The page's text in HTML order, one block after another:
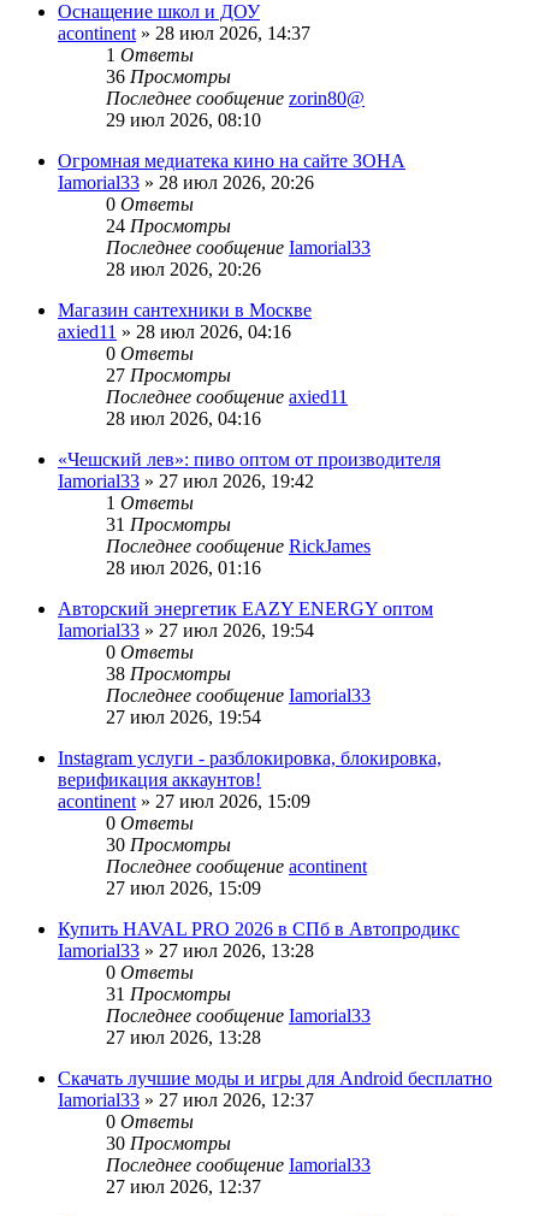
Оснащение школ и ДОУ
acontinent » 28 июл 2026, 14:37
1 Ответы
36 Просмотры
Последнее сообщение zorin80@
29 июл 2026, 08:10
Огромная медиатека кино на сайте ЗОНА
Iamorial33 » 28 июл 2026, 20:26
0 Ответы
24 Просмотры
Последнее сообщение Iamorial33
28 июл 2026, 20:26
Магазин сантехники в Москве
axied11 » 28 июл 2026, 04:16
0 Ответы
27 Просмотры
Последнее сообщение axied11
28 июл 2026, 04:16
«Чешский лев»: пиво оптом от производителя
Iamorial33 » 27 июл 2026, 19:42
1 Ответы
31 Просмотры
Последнее сообщение RickJames
28 июл 2026, 01:16
Авторский энергетик EAZY ENERGY оптом
Iamorial33 » 27 июл 2026, 19:54
0 Ответы
38 Просмотры
Последнее сообщение Iamorial33
27 июл 2026, 19:54
Instagram услуги - разблокировка, блокировка,
верификация аккаунтов!
acontinent » 27 июл 2026, 15:09
0 Ответы
30 Просмотры
Последнее сообщение acontinent
27 июл 2026, 15:09
Купить HAVAL PRO 2026 в СПб в Автопродикс
Iamorial33 » 27 июл 2026, 13:28
0 Ответы
31 Просмотры
Последнее сообщение Iamorial33
27 июл 2026, 13:28
Скачать лучшие моды и игры для Android бесплатно
Iamorial33 » 27 июл 2026, 12:37
0 Ответы
30 Просмотры
Последнее сообщение Iamorial33
27 июл 2026, 12:37